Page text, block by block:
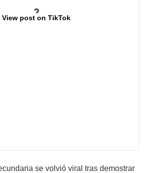
View post on TikTok
se volvió viral tras demostrar